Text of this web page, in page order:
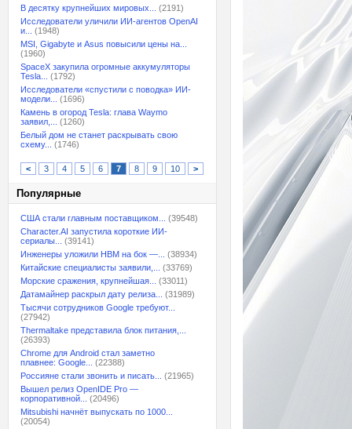
В десятку крупнейших мировых...
(2191)
Исследователи уличили ИИ-агентов OpenAI
и...
(1948)
MSI, Gigabyte и Asus повысили цены на...
(1960)
SpaceX закупила огромные аккумуляторы
Tesla...
(1792)
Исследователи «спустили с поводка» ИИ-
модели...
(1696)
Камень в огород Tesla: глава Waymo
заявил,...
(1260)
Белый дом не станет раскрывать свою
схему...
(1746)
< 3 4 5 6 7 8 9 10 >
Популярные
США стали главным поставщиком...
(39548)
Character.AI запустила короткие ИИ-
сериалы...
(39141)
Инженеры уложили HBM на бок —...
(38934)
Китайские специалисты заявили,...
(33769)
Морские сражения, крупнейшая...
(33011)
Датамайнер раскрыл дату релиза...
(31989)
Тысячи сотрудников Google требуют...
(27942)
Thermaltake представила блок питания,...
(26393)
Chrome для Android стал заметно
плавнее: Google...
(22388)
Россияне стали звонить и писать...
(21965)
Вышел релиз OpenIDE Pro —
корпоративной...
(20496)
Mitsubishi начнёт выпускать по 1000...
(20054)